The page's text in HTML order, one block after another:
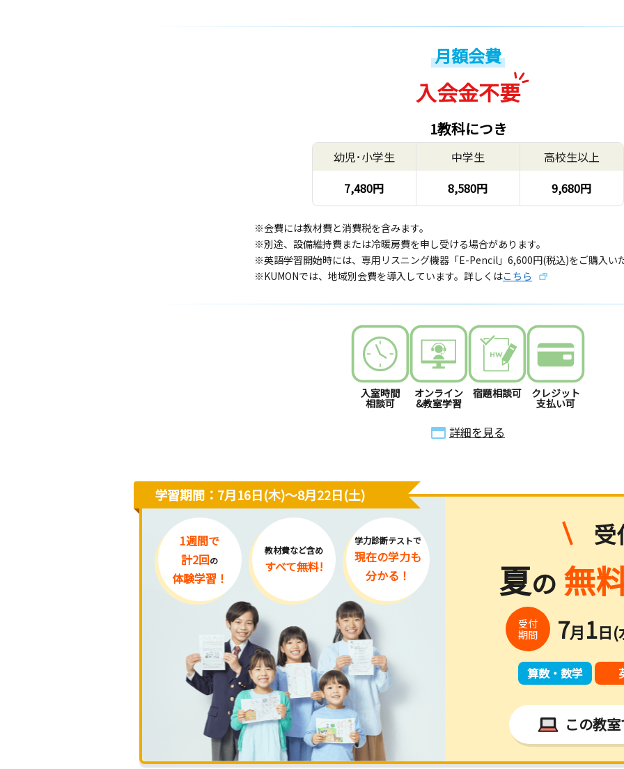
月額会費
入会金不要
1教科につき
幼児･小学生
7,480円
中学生
8,580円
高校生以上
9,680円
※会費には教材費と消費税を含みます。
※別途、設備維持費または冷暖房費を申し受ける場合があります。
※英語学習開始時には、専用リスニング機器「E-Pencil」6,600円(税込)をご購入い
※KUMONでは、地域別会費を導入しています。詳しくはこちら
入室時間
相談可
オンライン
&教室学習
宿題相談可 クレジット
支払い可
詳細を見る
学習期間：7月16日(木)〜8月22日(土)
1週間で
計2回の
体験学習！
教材費など含め
すべて無料!
学力診断テストで
現在の学力も
分かる！
受
夏の 無
受付
期間
7月1日(
算数・数学
この教